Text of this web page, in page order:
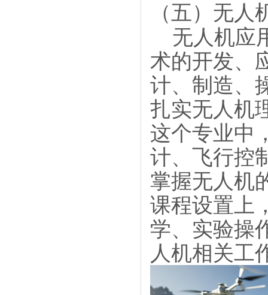
（五）无
无人机应
术的开发、
计、制造、
扎实无人机
这个专业中
计、飞行控
掌握无人机
课程设置上
学、实验操
人机相关工